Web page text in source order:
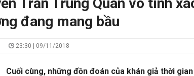
đang mang bầu
23:30 | 09/11/2018
Cuối cùng, những đồn đoán của khán giả thời